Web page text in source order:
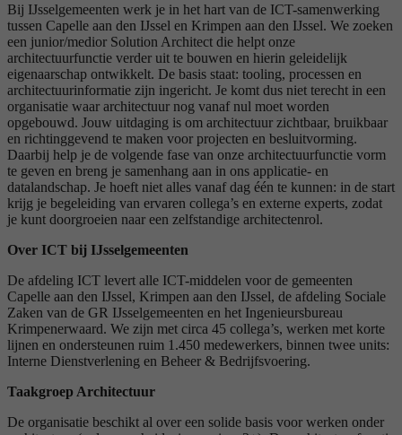
Bij IJsselgemeenten werk je in het hart van de ICT-samenwerking
tussen Capelle aan den IJssel en Krimpen aan den IJssel. We zoeken
een junior/medior Solution Architect die helpt onze
architectuurfunctie verder uit te bouwen en hierin geleidelijk
eigenaarschap ontwikkelt. De basis staat: tooling, processen en
architectuurinformatie zijn ingericht. Je komt dus niet terecht in een
organisatie waar architectuur nog vanaf nul moet worden
opgebouwd. Jouw uitdaging is om architectuur zichtbaar, bruikbaar
en richtinggevend te maken voor projecten en besluitvorming.
Daarbij help je de volgende fase van onze architectuurfunctie vorm
te geven en breng je samenhang aan in ons applicatie- en
datalandschap. Je hoeft niet alles vanaf dag één te kunnen: in de start
krijg je begeleiding van ervaren collega’s en externe experts, zodat
je kunt doorgroeien naar een zelfstandige architectenrol.
Over ICT bij IJsselgemeenten
De afdeling ICT levert alle ICT-middelen voor de gemeenten
Capelle aan den IJssel, Krimpen aan den IJssel, de afdeling Sociale
Zaken van de GR IJsselgemeenten en het Ingenieursbureau
Krimpenerwaard. We zijn met circa 45 collega’s, werken met korte
lijnen en ondersteunen ruim 1.450 medewerkers, binnen twee units:
Interne Dienstverlening en Beheer & Bedrijfsvoering.
Taakgroep Architectuur
De organisatie beschikt al over een solide basis voor werken onder